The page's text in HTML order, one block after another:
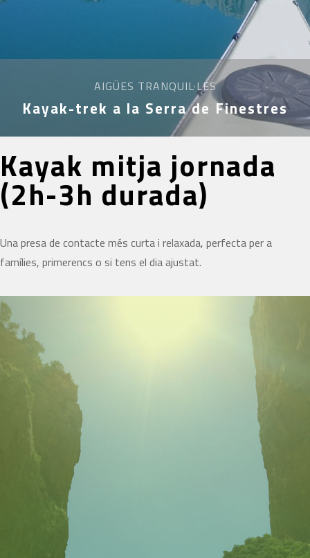
AIGÜES TRANQUIL·LES
Kayak-trek a la Serra de Finestres
Kayak mitja jornada
(2h-3h durada)
Una presa de contacte més curta i relaxada, perfecta per a
famílies, primerencs o si tens el dia ajustat.